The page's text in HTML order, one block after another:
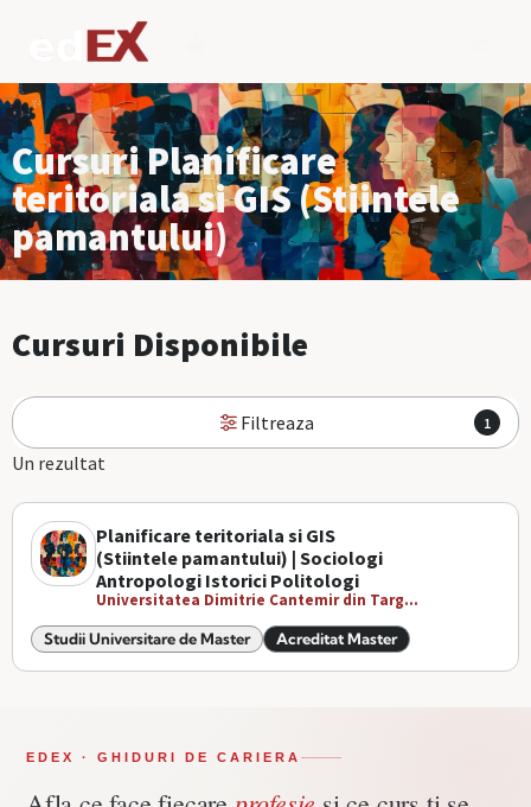
Cursuri Planificare
teritoriala si GIS (Stiintele
pamantului)
Cursuri Disponibile
Filtreaza 1
Un rezultat
Planificare teritoriala si GIS
(Stiintele pamantului) | Sociologi
Antropologi Istorici Politologi
Universitatea Dimitrie Cantemir din Targ...
Studii Universitare de Master Acreditat Master
EDEX · GHIDURI DE CARIERA